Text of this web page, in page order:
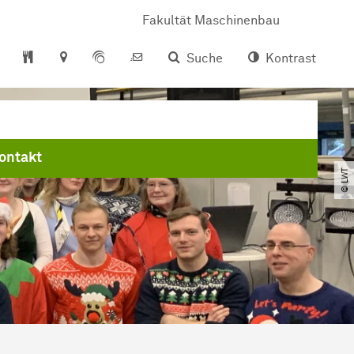
Fakultät Maschinenbau
Suche Kontrast
© LWT